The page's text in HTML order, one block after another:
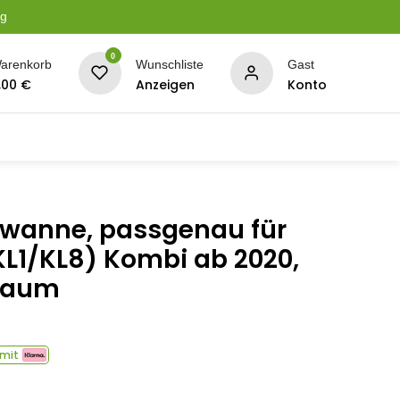
€
0
Wunschliste
Anzeigen
Gast
Konto
passgenau für
KL8) Kombi ab 2020,